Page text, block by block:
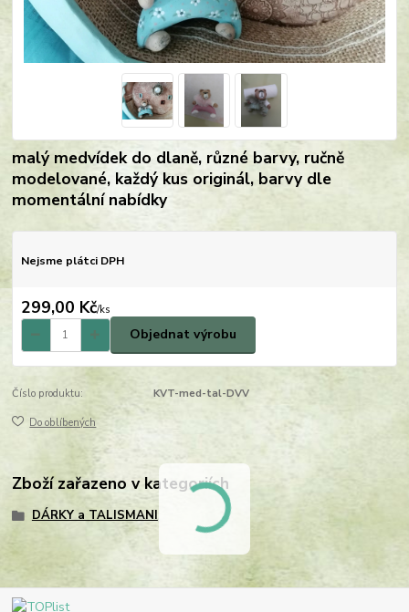
malý medvídek do dlaně, různé barvy, ručně
modelované, každý kus originál, barvy dle
momentální nabídky
Nejsme plátci DPH
299,00 Kč/ks
Objednat výrobu
Číslo produktu: KVT-med-tal-DVV
Do oblíbených
Zboží zařazeno v kategoriích
DÁRKY a TALISMANI